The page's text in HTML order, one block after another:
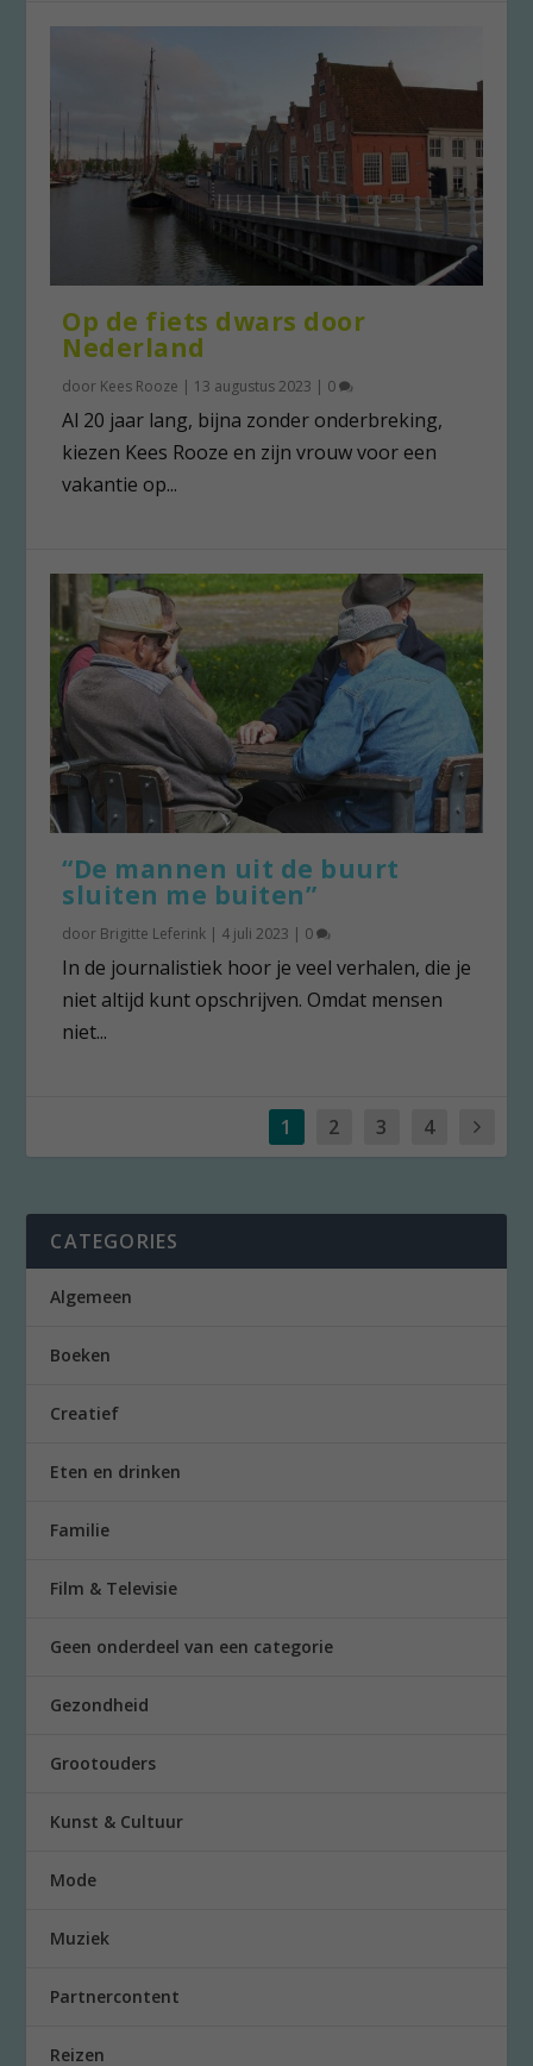
Op de fiets dwars door
Nederland
door Kees Rooze | 13 augustus 2023 | 0
Al 20 jaar lang, bijna zonder onderbreking,
kiezen Kees Rooze en zijn vrouw voor een
vakantie op...
“De mannen uit de buurt
sluiten me buiten”
door Brigitte Leferink | 4 juli 2023 | 0
In de journalistiek hoor je veel verhalen, die je
niet altijd kunt opschrijven. Omdat mensen
niet...
1 2 3 4
CATEGORIES
Algemeen
Boeken
Creatief
Eten en drinken
Familie
Film & Televisie
Geen onderdeel van een categorie
Gezondheid
Grootouders
Kunst & Cultuur
Mode
Muziek
Partnercontent
Reizen